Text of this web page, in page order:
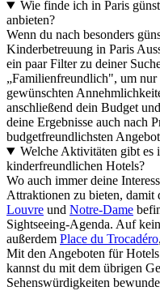
Wie finde ich in Paris
anbieten?
Wenn du nach besonders
Kinderbetreuung in Paris
ein paar Filter zu deiner
„Familienfreundlich", um
gewünschten
anschließend dein Budget
deine Ergebnisse auch nach
budgetfreundlichsten
Welche Aktivitäten gibt es
kinderfreundlichen Hotels?
Wo auch immer deine
Attraktionen zu bieten,
Louvre und Notre-Dame
Sightseeing-Agenda. Auf
außerdem Place du Trocadéro,
Mit den Angeboten für
kannst du mit dem übrigen
Sehenswürdigkeiten